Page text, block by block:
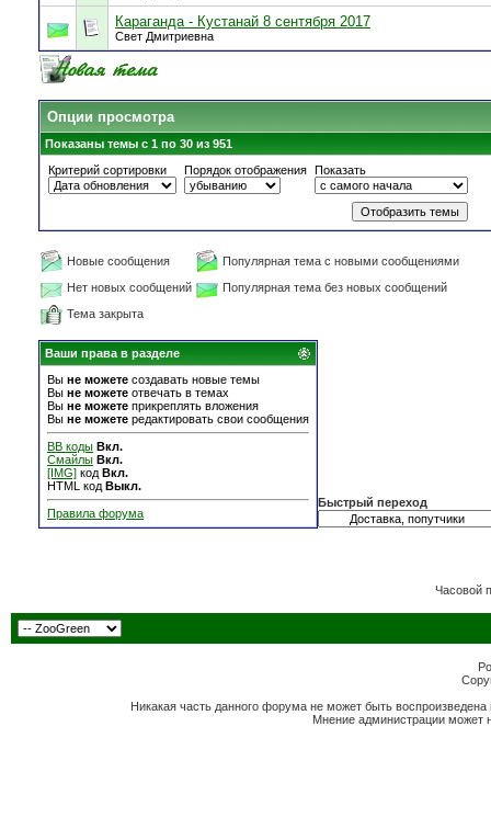
Караганда - Кустанай 8 сентября 2017
Свет Дмитриевна
Опции просмотра
Показаны темы с 1 по 30 из 951
Критерий сортировки
Порядок отображения Показать
Новые сообщения
Популярная тема с новыми сообщениями
Нет новых сообщений
Популярная тема без новых сообщений
Тема закрыта
Ваши права в разделе
Вы не можете создавать новые темы
Вы не можете отвечать в темах
Вы не можете прикреплять вложения
Вы не можете редактировать свои сообщения
BB коды Вкл.
Смайлы Вкл.
[IMG] код Вкл.
HTML код Выкл.
Правила форума
Быстрый переход
Часовой
Никакая часть данного форума не может быть
Мнение администрации может